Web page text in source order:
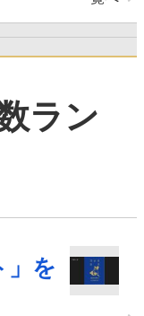
ラン
」を